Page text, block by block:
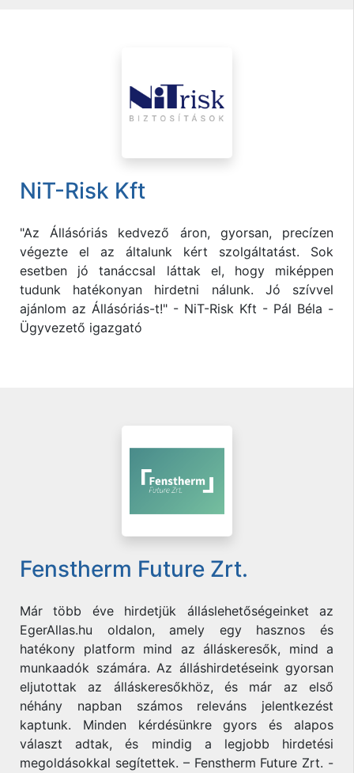
NiT-Risk Kft
"Az Állásóriás kedvező áron, gyorsan, precízen
végezte el az általunk kért szolgáltatást. Sok
esetben jó tanáccsal láttak el, hogy miképpen
tudunk hatékonyan hirdetni nálunk. Jó szívvel
ajánlom az Állásóriás-t!" - NiT-Risk Kft - Pál Béla -
Ügyvezető igazgató
Fenstherm Future Zrt.
Már több éve hirdetjük álláslehetőségeinket az
EgerAllas.hu oldalon, amely egy hasznos és
hatékony platform mind az álláskeresők, mind a
munkaadók számára. Az álláshirdetéseink gyorsan
eljutottak az álláskeresőkhöz, és már az első
néhány napban számos releváns jelentkezést
kaptunk. Minden kérdésünkre gyors és alapos
választ adtak, és mindig a legjobb hirdetési
megoldásokkal segítettek. – Fenstherm Future Zrt. -